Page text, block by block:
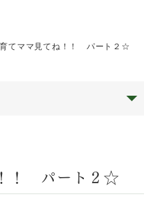
てママ見てね！！ パート２☆
！ パート２☆